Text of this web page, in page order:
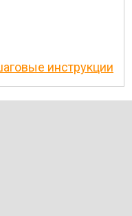
инструкции